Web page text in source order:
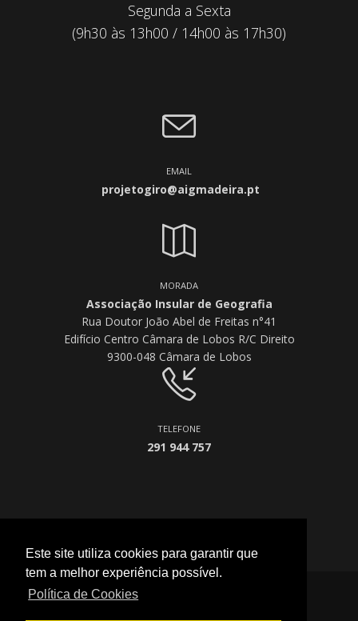
Este site utiliza cookies para garantir que
tem a melhor experiência possível.
Política de Cookies
Segunda a Sexta
(9h30 às 13h00 / 14h00 às 17h30)
EMAIL
projetogiro@aigmadeira.pt
MORADA
Associação Insular de Geografia
Rua Doutor João Abel de Freitas n°41
Edifício Centro Câmara de Lobos R/C Direito
9300-048 Câmara de Lobos
TELEFONE
291 944 757
2026 © All Rights Reserved.